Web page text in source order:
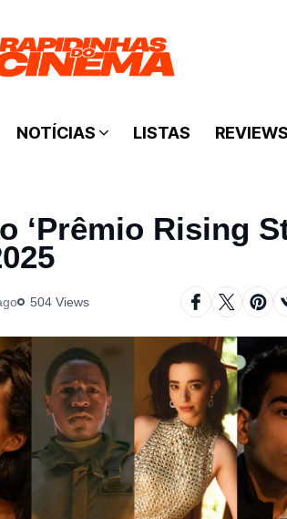
NOTÍCIAS LISTAS REVIEWS
‘Prêmio Rising
504 Views